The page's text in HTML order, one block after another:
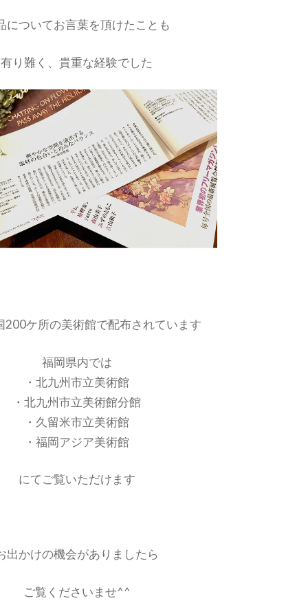
についてお言葉を頂けたことも
有り難く、貴重な経験でした
200ケ所の美術館で配布されています
福岡県内では
・北九州市立美術館
・北九州市立美術館分館
・久留米市立美術館
・福岡アジア美術館
にてご覧いただけます
出かけの機会がありましたら
ご覧くださいませ^^